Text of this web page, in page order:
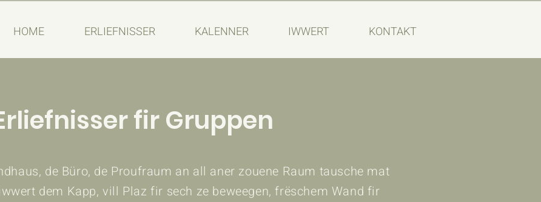
HOME ERLIEFNISSER KALENNER IWWERT KONTAKT
fir Gruppen
de Büro, de Proufraum an all aner zouene Raum tausche mat
dem Kapp, vill Plaz fir sech ze beweegen, frëschem Wand fir